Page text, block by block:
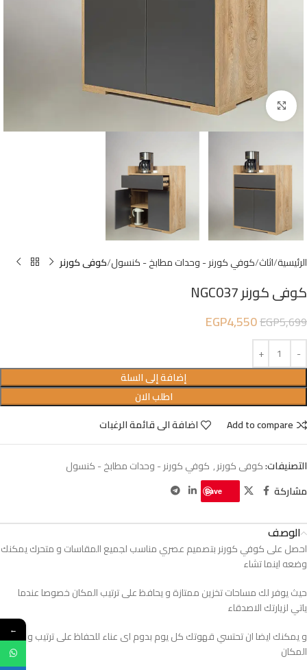
Click to enlarge
الرئيسية اثاث كوفي كورنر - وحدات مطابخ - كنسول كوفى كورنر
كوفى كورنر NGC037
EGP5,699
EGP4,550
إضافة إلى السلة
اطلب الان
Add to compare
اضافة الى قائمة الرغبات
التصنيفات:كوفى كورنر, كوفي كورنر - وحدات مطابخ - كنسول
مشاركة
Save
الوصف
احصل على كوفي كورنر بتصميم عصري مناسب لجميع المقاسات و متحرك يمكنك
وضعه اينما تشاء
حيث يوفر لك مساحات تخزين ممتازة و يحافظ على ترتيب المكان خصوصا عندما
ياتي لزيارتك الاصدقاء
و يمكنك ايضا ان تحتسي قهوتك كل يوم بدوم اى عناء للحفاظ على ترتيب و نظافة
المكان
←